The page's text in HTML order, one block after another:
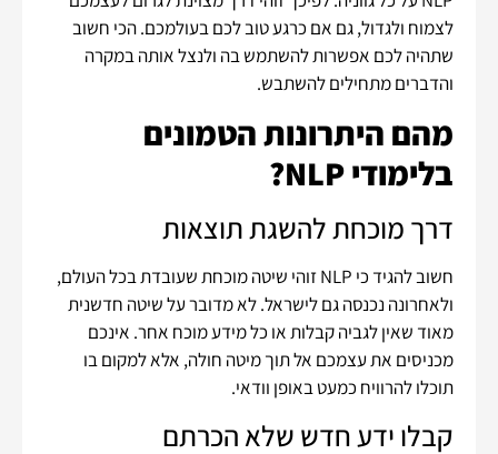
לצמוח ולגדול, גם אם כרגע טוב לכם בעולמכם. הכי חשוב
שתהיה לכם אפשרות להשתמש בה ולנצל אותה במקרה
והדברים מתחילים להשתבש.
מהם היתרונות הטמונים
בלימודי NLP?
דרך מוכחת להשגת תוצאות
חשוב להגיד כי NLP זוהי שיטה מוכחת שעובדת בכל העולם,
ולאחרונה נכנסה גם לישראל. לא מדובר על שיטה חדשנית
מאוד שאין לגביה קבלות או כל מידע מוכח אחר. אינכם
מכניסים את עצמכם אל תוך מיטה חולה, אלא למקום בו
תוכלו להרוויח כמעט באופן וודאי.
קבלו ידע חדש שלא הכרתם